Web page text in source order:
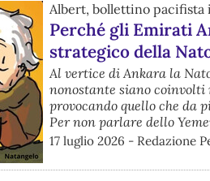
Albert, bollettino pacifista
Perché gli Emirati
strategico della
Al vertice di Ankara la
nonostante siano coinvolti
provocando quello che da
Per non parlare dello
17 luglio 2026 - Redazione